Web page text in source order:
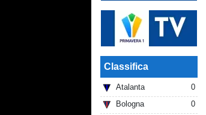
Classifica
Atalanta
0
Bologna
0